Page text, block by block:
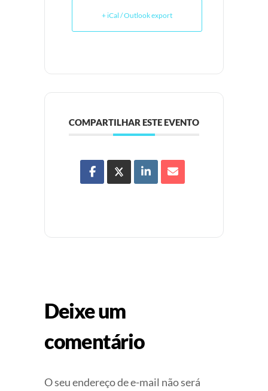
+ iCal / Outlook export
COMPARTILHAR ESTE EVENTO
Deixe um
comentário
O seu endereço de e-mail não será